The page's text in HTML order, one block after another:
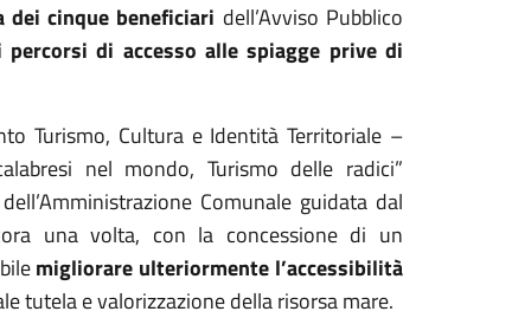
cinque beneficiari dell’Avviso Pubblico
percorsi di accesso alle spiagge prive di
Turismo, Cultura e Identità Territoriale –
nel mondo, Turismo delle radici”
Comunale guidata dal
una volta, con la concessione di un
migliorare ulteriormente l’accessibilità
tutela e valorizzazione della risorsa mare.